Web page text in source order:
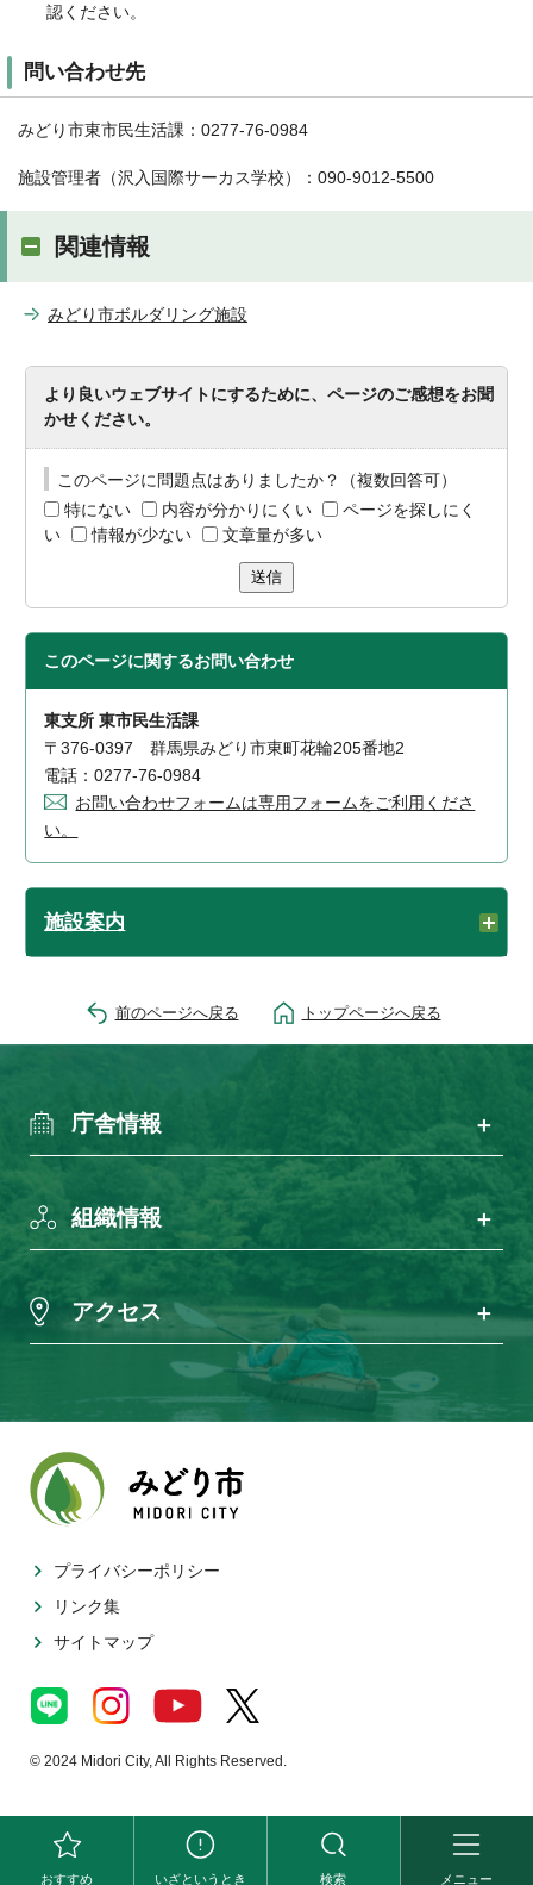
認ください。
問い合わせ先
みどり市東市民生活課：0277-76-0984
施設管理者（沢入国際サーカス学校）：090-9012-5500
関連情報
みどり市ボルダリング施設
より良いウェブサイトにするために、ページのご感想をお聞
かせください。
このページに問題点はありましたか？（複数回答可）
特にない
内容が分かりにくい
ページを探しにく
い
情報が少ない 文章量が多い
送信
このページに関するお問い合わせ
東支所 東市民生活課
〒376-0397 群馬県みどり市東町花輪205番地2
電話：0277-76-0984
お問い合わせフォームは専用フォームをご利用くださ
い。
施設案内
前のページへ戻る トップページへ戻る
メニュー
いざというとき 検索
おすすめ
庁舎情報
組織情報
アクセス
プライバシーポリシー
リンク集
サイトマップ
© 2024 Midori City, All Rights Reserved.